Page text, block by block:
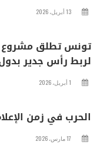
13 أبريل، 2026
تونس تطلق مشروع
لربط رأس جدير
1 أبريل، 2026
الحرب في زمن
17 مارس، 2026